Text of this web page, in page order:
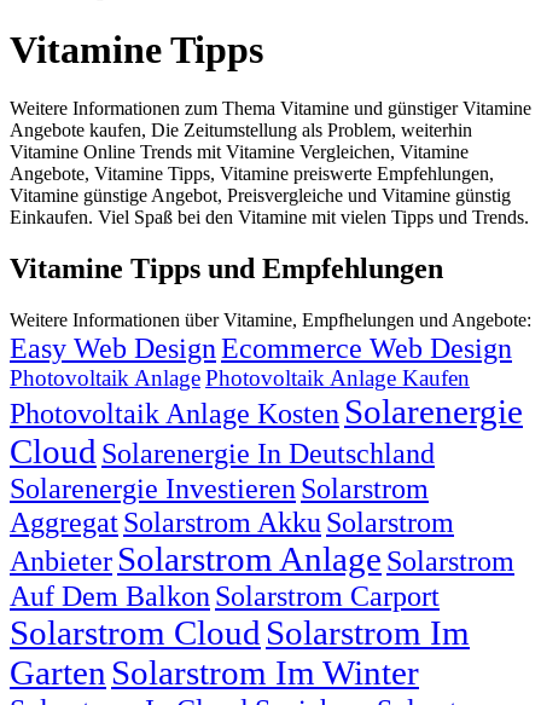
Vitamine Tipps
Weitere Informationen zum Thema Vitamine und günstiger Vitamine
Angebote kaufen, Die Zeitumstellung als Problem, weiterhin
Vitamine Online Trends mit Vitamine Vergleichen, Vitamine
Angebote, Vitamine Tipps, Vitamine preiswerte Empfehlungen,
Vitamine günstige Angebot, Preisvergleiche und Vitamine günstig
Einkaufen. Viel Spaß bei den Vitamine mit vielen Tipps und Trends.
Vitamine Tipps und Empfehlungen
Weitere Informationen über Vitamine, Empfhelungen und Angebote:
Easy Web DesignEcommerce Web Design
Photovoltaik AnlagePhotovoltaik Anlage Kaufen
Photovoltaik Anlage Kosten Solarenergie
Cloud Solarenergie In Deutschland
Solarenergie Investieren Solarstrom
AggregatSolarstrom Akku Solarstrom
Anbieter Solarstrom Anlage Solarstrom
Auf Dem Balkon Solarstrom Carport
Solarstrom Cloud Solarstrom Im
Garten Solarstrom Im Winter